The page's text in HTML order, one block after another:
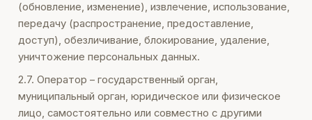
(обновление, изменение), извлечение, использование,
передачу (распространение, предоставление,
доступ), обезличивание, блокирование, удаление,
уничтожение персональных данных.
2.7. Оператор – государственный орган,
муниципальный орган, юридическое или физическое
лицо, самостоятельно или совместно с другими